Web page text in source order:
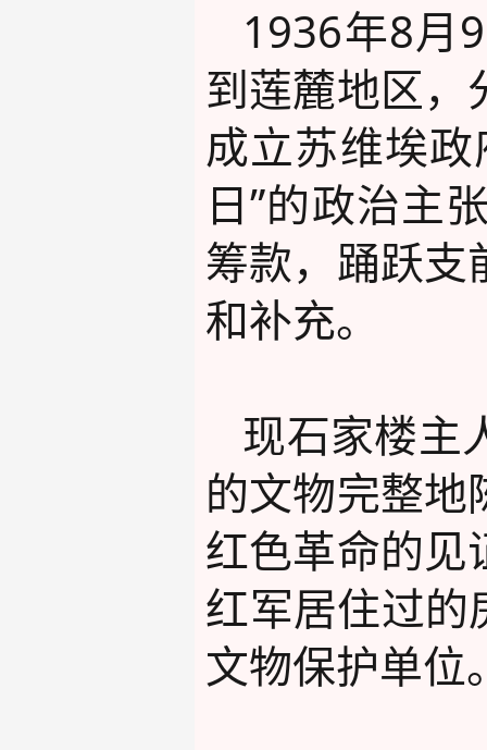
1936年8月
到莲麓地区，
成立苏维埃
日”的政治主
筹款，踊跃支
和补充。
现石家楼主
的文物完整
红色革命的见
红军居住过
文物保护单位